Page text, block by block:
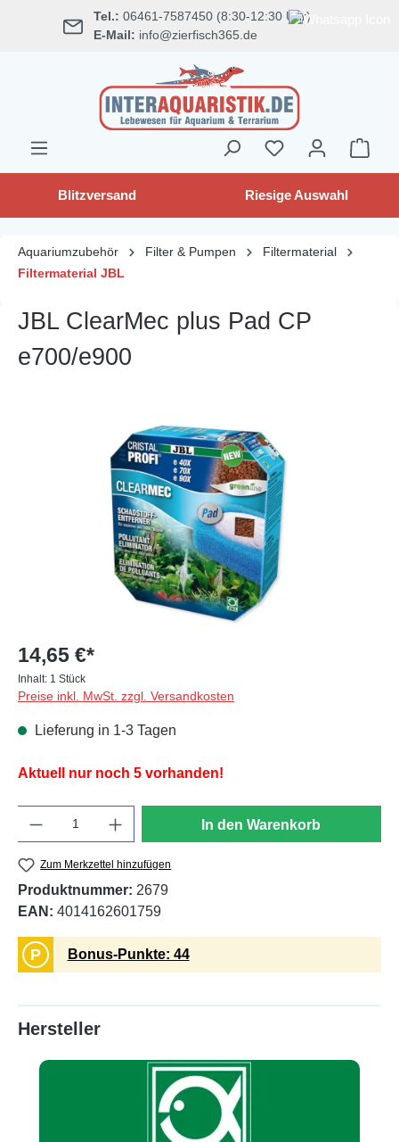
springen Tel.: 06461-7587450 (8:30-12:30 Uhr)
E-Mail: info@zierfisch365.de
Blitzversand Riesige Auswahl
Aquariumzubehör Filter & Pumpen
Filtermaterial
Filtermaterial JBL
JBL ClearMec plus Pad CP
e700/e900
Bildergalerie überspringen
14,65 €*
Inhalt: 1 Stück
Preise inkl. MwSt. zzgl. Versandkosten
Lieferung in 1-3 Tagen
Aktuell nur noch 5 vorhanden!
In den Warenkorb
Zum Merkzettel hinzufügen
Produktnummer: 2679
EAN: 4014162601759
P Bonus-Punkte: 44
Hersteller